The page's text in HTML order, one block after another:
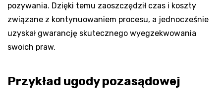
pozywania. Dzięki temu zaoszczędził czas i koszty
związane z kontynuowaniem procesu, a jednocześnie
uzyskał gwarancję skutecznego wyegzekwowania
swoich praw.
Przykład ugody pozasądowej